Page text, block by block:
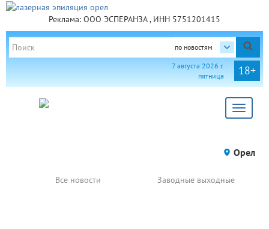
Реклама: ООО ЭСПЕРАНЗА , ИНН 5751201415
по новостям
18+
7 августа 2026 г.
пятница
Toggle
Орел
Все новости Заводные выходные